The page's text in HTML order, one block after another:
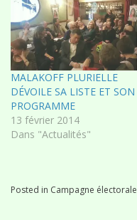
candidature qui ont eu lieu
au cours de ces élections
municipales en Île-de-
France. Rien qu'à Malakoff,
deux cas…
MALAKOFF PLURIELLE
DÉVOILE SA LISTE ET SON
PROGRAMME
13 février 2014
Dans "Actualités"
Posted in Campagne électorale